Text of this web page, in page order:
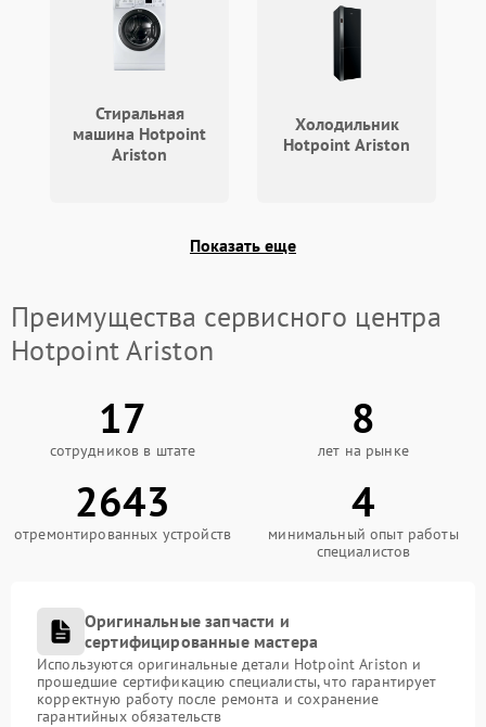
Стиральная
машина Hotpoint
Ariston
Холодильник
Hotpoint Ariston
Показать еще
Преимущества сервисного центра
Hotpoint Ariston
17
сотрудников в штате
8
лет на рынке
2643
отремонтированных устройств
4
минимальный опыт работы
специалистов
Оригинальные запчасти и
сертифицированные мастера
Используются оригинальные детали Hotpoint Ariston и
прошедшие сертификацию специалисты, что гарантирует
корректную работу после ремонта и сохранение
гарантийных обязательств